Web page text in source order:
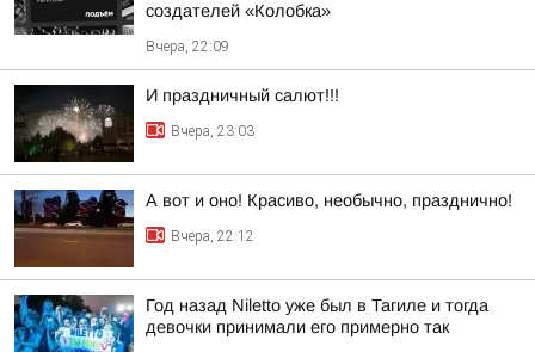
создателей «Колобка»
Вчера, 22:09
И праздничный салют!!!
Вчера, 23:03
А вот и оно! Красиво, необычно, празднично!
Вчера, 22:12
Год назад Niletto уже был в Тагиле и тогда
девочки принимали его примерно так